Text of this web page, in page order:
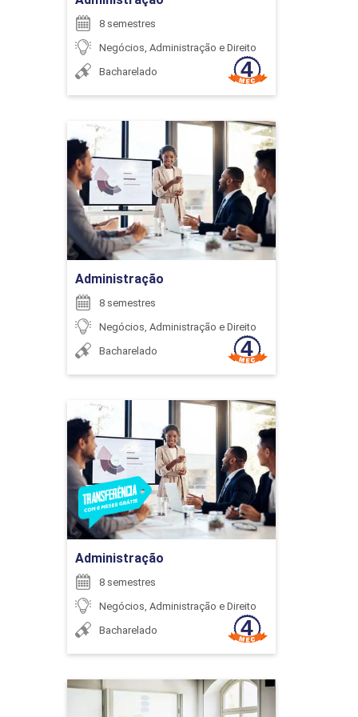
GESTÃO DE TRANSPORTES E MATERIAIS,
ARMAZENAGEM E DISTRIBUIÇÃO DE
PRODUTOS E CANAIS DE DISTRIBUIÇÃO I
40
GESTÃO DE TRANSPORTES E MATERIAIS,
ARMAZENAGEM E DISTRIBUIÇÃO DE
PRODUTOS E CANAIS DE DISTRIBUIÇÃO II
IMPACTOS AMBIENTAIS E LOGÍSTICA
AMBIENTAL
INFORMÁTICA APLICADA
8 semestres
Negócios, Administração e Direito
Bacharelado
Administração
8 semestres
Negócios, Administração e Direito
Bacharelado
Administração
Detalhes do curso
Ir para Inscrição
Administração
8 semestres
Negócios, Administração e Direito
Bacharelado
Administração
Detalhes do curso
Ir para Inscrição
Administração